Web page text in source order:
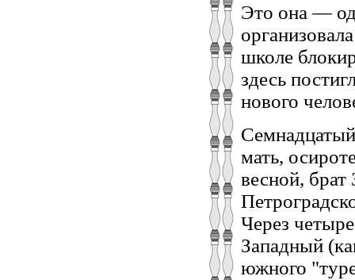
Это она —
школе
здесь
нового
мать,
весной,
Через
Западный
южного